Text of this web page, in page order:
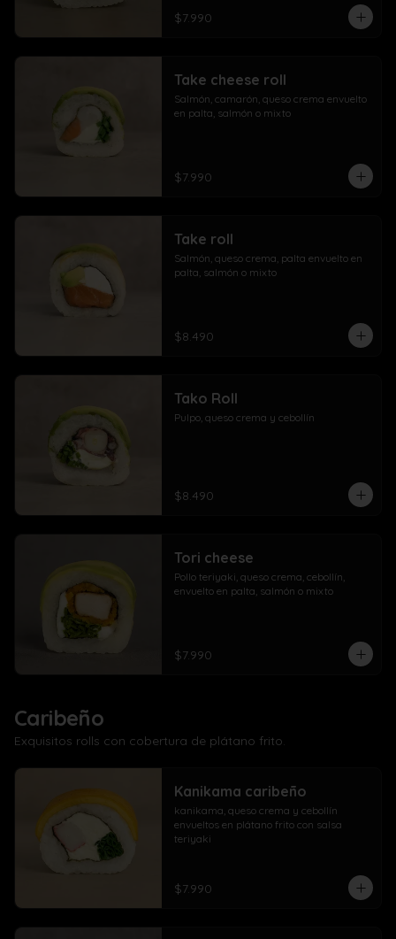
$7.990
Take cheese roll
Salmón, camarón, queso crema envuelto
en palta, salmón o mixto
$7.990
Take roll
Salmón, queso crema, palta envuelto en
palta, salmón o mixto
$8.490
Tako Roll
Pulpo, queso crema y cebollín
$8.490
Tori cheese
Pollo teriyaki, queso crema, cebollín,
envuelto en palta, salmón o mixto
$7.990
Caribeño
Exquisitos rolls con cobertura de plátano frito.
Kanikama caribeño
kanikama, queso crema y cebollín
envueltos en plátano frito con salsa
teriyaki
$7.990